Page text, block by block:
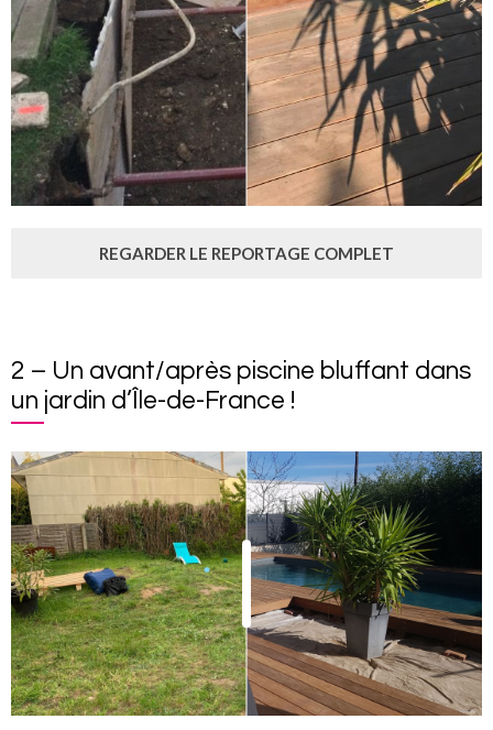
REGARDER LE REPORTAGE COMPLET
2 – Un avant/après piscine bluffant dans
un jardin d’Île-de-France !